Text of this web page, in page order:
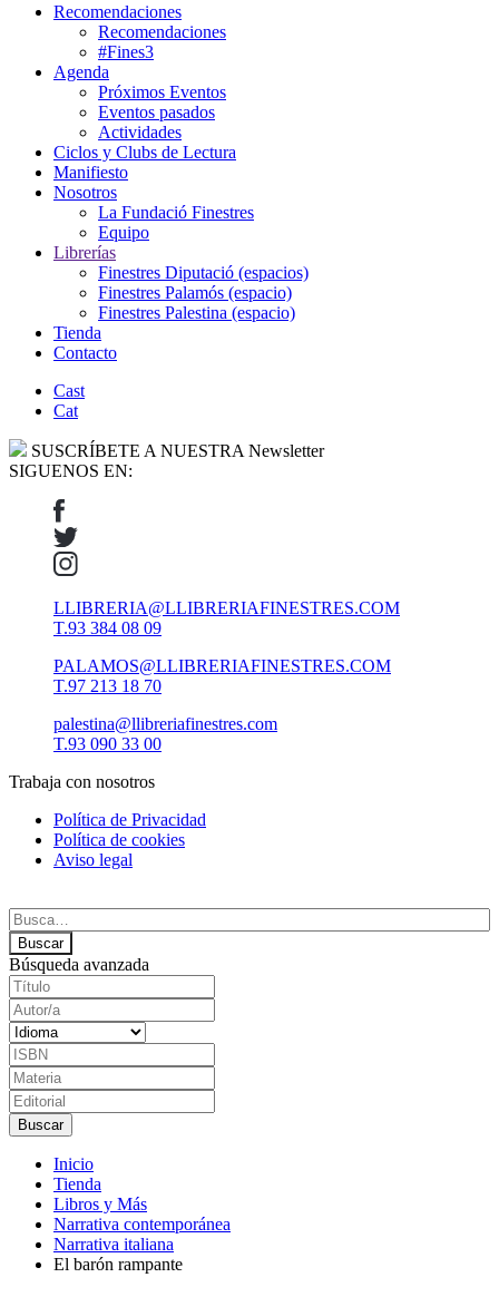
Recomendaciones
Recomendaciones
#Fines3
Agenda
Próximos Eventos
Eventos pasados
Actividades
Ciclos y Clubs de Lectura
Manifiesto
Nosotros
La Fundació Finestres
Equipo
Librerías
Finestres Diputació (espacios)
Finestres Palamós (espacio)
Finestres Palestina (espacio)
Tienda
Contacto
Cast
Cat
SUSCRÍBETE A NUESTRA Newsletter
SIGUENOS EN:
LLIBRERIA@LLIBRERIAFINESTRES.COM
T.93 384 08 09
PALAMOS@LLIBRERIAFINESTRES.COM
T.97 213 18 70
palestina@llibreriafinestres.com
T.93 090 33 00
Trabaja con nosotros
Política de Privacidad
Política de cookies
Aviso legal
Búsqueda avanzada
Inicio
Tienda
Libros y Más
Narrativa contemporánea
Narrativa italiana
El barón rampante